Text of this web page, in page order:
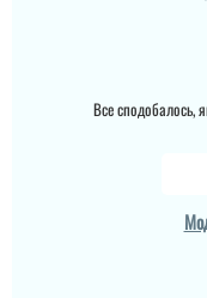
магазином
было: менеджеры
Изготавливали
качество
Все сподобалось,